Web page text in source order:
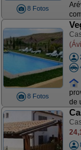
8 Fotos
8 Fotos
de